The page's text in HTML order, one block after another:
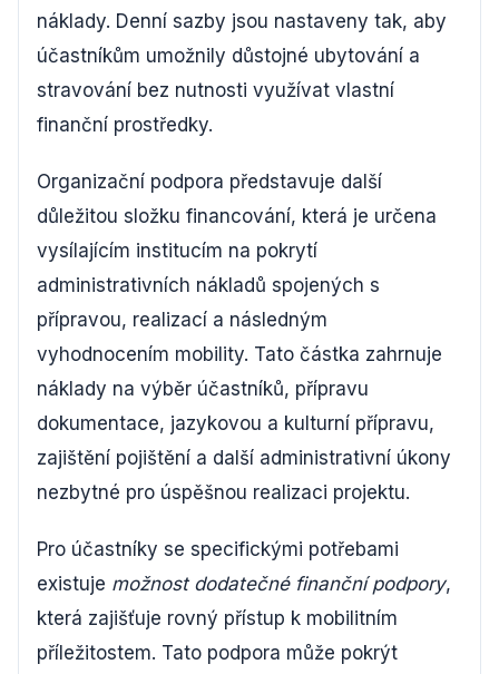
náklady. Denní sazby jsou nastaveny tak, aby
účastníkům umožnily důstojné ubytování a
stravování bez nutnosti využívat vlastní
finanční prostředky.
Organizační podpora představuje další
důležitou složku financování, která je určena
vysílajícím institucím na pokrytí
administrativních nákladů spojených s
přípravou, realizací a následným
vyhodnocením mobility. Tato částka zahrnuje
náklady na výběr účastníků, přípravu
dokumentace, jazykovou a kulturní přípravu,
zajištění pojištění a další administrativní úkony
nezbytné pro úspěšnou realizaci projektu.
Pro účastníky se specifickými potřebami
existuje možnost dodatečné finanční podpory,
která zajišťuje rovný přístup k mobilitním
příležitostem. Tato podpora může pokrýt